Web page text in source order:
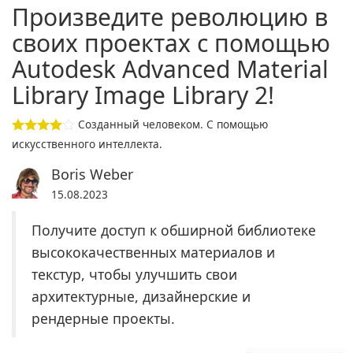
Произведите революцию в
своих проектах с помощью
Autodesk Advanced Material
Library Image Library 2!
Созданный человеком. С помощью
искусственного интеллекта.
Boris Weber
15.08.2023
Получите доступ к обширной библиотеке
высококачественных материалов и
текстур, чтобы улучшить свои
архитектурные, дизайнерские и
рендерные проекты.